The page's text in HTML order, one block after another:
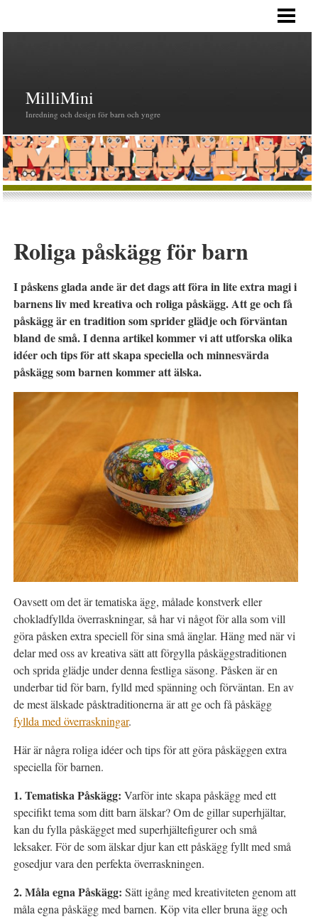
MilliMini
Inredning och design för barn och yngre
Roliga påskägg för barn
I påskens glada ande är det dags att föra in lite extra magi i
barnens liv med kreativa och roliga påskägg. Att ge och få
påskägg är en tradition som sprider glädje och förväntan
bland de små. I denna artikel kommer vi att utforska olika
idéer och tips för att skapa speciella och minnesvärda
påskägg som barnen kommer att älska.
Oavsett om det är tematiska ägg, målade konstverk eller
chokladfyllda överraskningar, så har vi något för alla som vill
göra påsken extra speciell för sina små änglar. Häng med när vi
delar med oss av kreativa sätt att förgylla påskäggstraditionen
och sprida glädje under denna festliga säsong. Påsken är en
underbar tid för barn, fylld med spänning och förväntan. En av
de mest älskade påsktraditionerna är att ge och få påskägg
fyllda med överraskningar.
Här är några roliga idéer och tips för att göra påskäggen extra
speciella för barnen.
1. Tematiska Påskägg: Varför inte skapa påskägg med ett
specifikt tema som ditt barn älskar? Om de gillar superhjältar,
kan du fylla påskägget med superhjältefigurer och små
leksaker. För de som älskar djur kan ett påskägg fyllt med små
gosedjur vara den perfekta överraskningen.
2. Måla egna Påskägg: Sätt igång med kreativiteten genom att
måla egna påskägg med barnen. Köp vita eller bruna ägg och